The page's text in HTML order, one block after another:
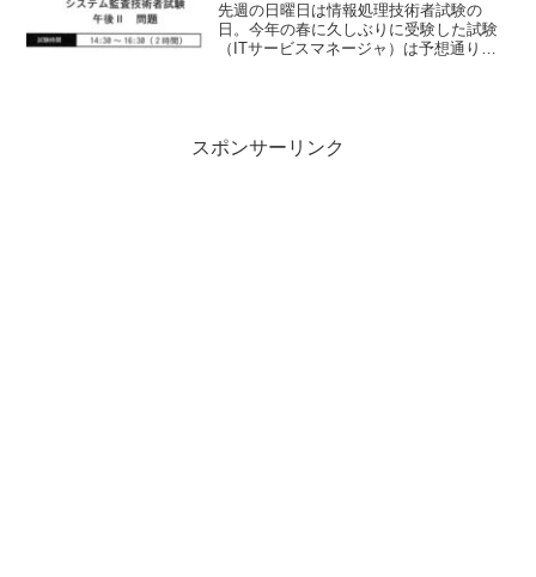
先週の日曜日は情報処理技術者試験の
日。今年の春に久しぶりに受験した試験
（ITサービスマネージャ）は予想通りの
スポンサーリンク